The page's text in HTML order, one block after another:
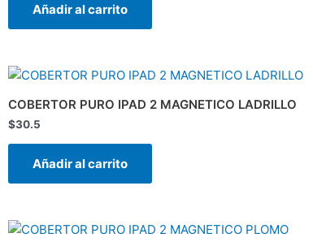
Añadir al carrito
COBERTOR PURO IPAD 2 MAGNETICO LADRILLO
$30.5
Añadir al carrito